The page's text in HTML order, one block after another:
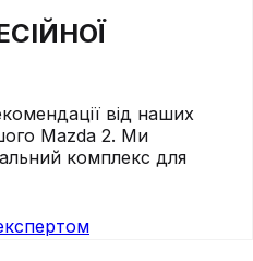
від наших
Mazda 2. Ми
комплекс для